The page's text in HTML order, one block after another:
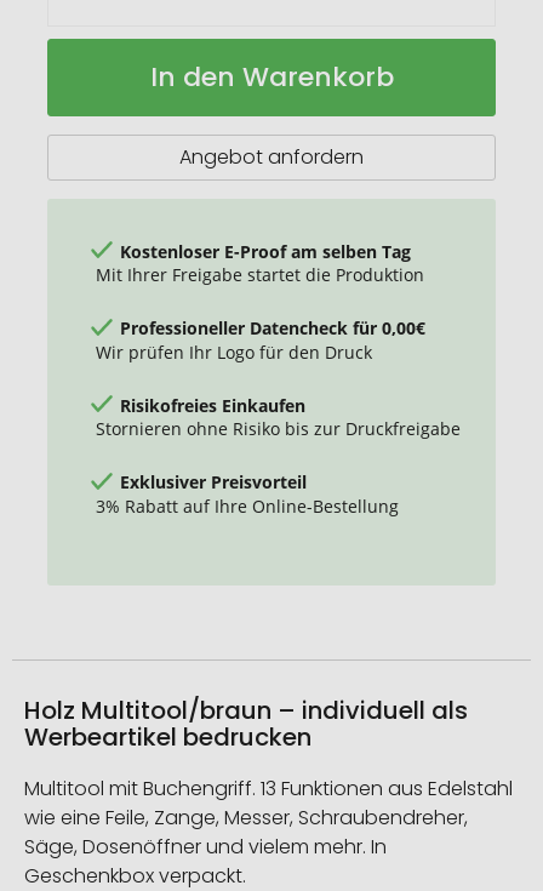
Holz
Auf
In den Warenkorb
Angebot anfordern
Kostenloser E-Proof am selben Tag
Mit Ihrer Freigabe startet die Produktion
Professioneller Datencheck für 0,00€
Wir prüfen Ihr Logo für den Druck
Risikofreies Einkaufen
Stornieren ohne Risiko bis zur Druckfreigabe
Exklusiver Preisvorteil
3% Rabatt auf Ihre Online-Bestellung
Holz Multitool/braun – individuell als
Werbeartikel bedrucken
Multitool mit Buchengriff. 13 Funktionen aus Edelstahl
wie eine Feile, Zange, Messer, Schraubendreher,
Säge, Dosenöffner und vielem mehr. In
Geschenkbox verpackt.